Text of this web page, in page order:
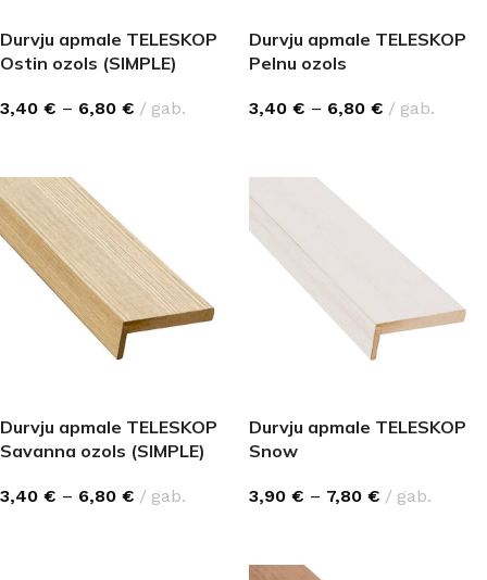
Durvju apmale TELESKOP
Ostin ozols (SIMPLE)
3,40 € – 6,80 € gab.
Durvju apmale TELESKOP
Pelnu ozols
3,40 € – 6,80 € gab.
Durvju apmale TELESKOP
Savanna ozols (SIMPLE)
3,40 € – 6,80 € gab.
Durvju apmale TELESKOP
Snow
3,90 € – 7,80 € gab.